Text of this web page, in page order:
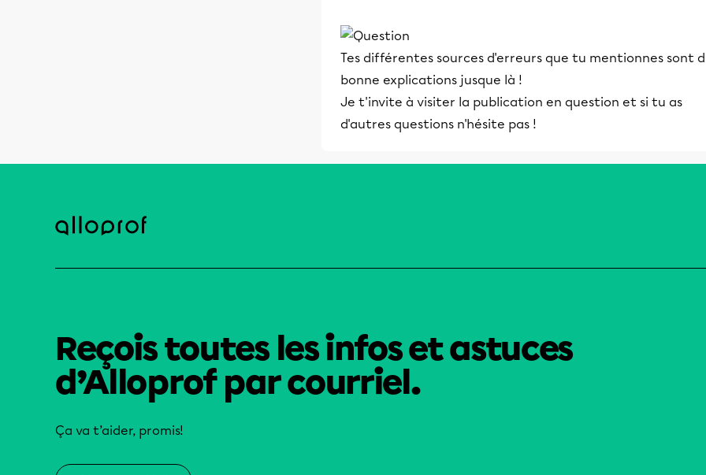
Tes différentes sources d'erreurs que tu mentionnes sont
bonne explications jusque là !
Je t'invite à visiter la publication en question et si tu as
d'autres questions n'hésite pas !
Reçois toutes les infos et astuces
d’Alloprof par courriel.
Ça va t’aider, promis!